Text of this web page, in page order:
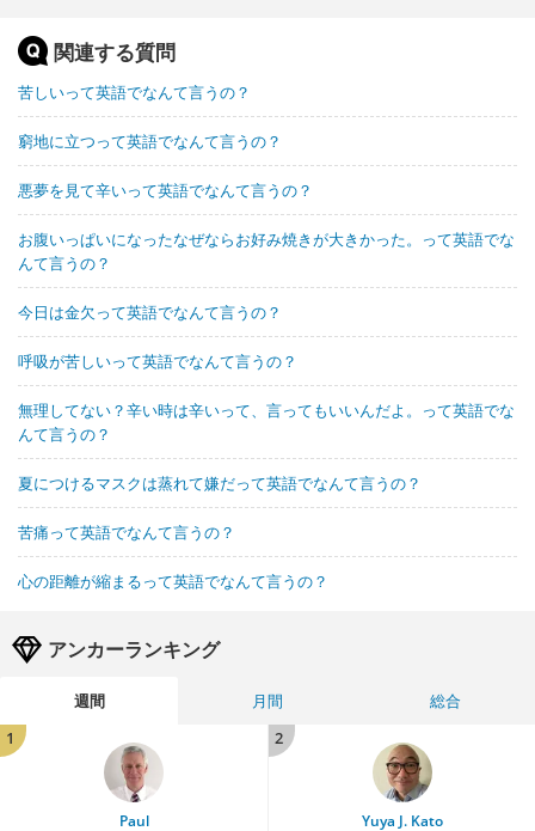
関連する質問
苦しいって英語でなんて言うの？
窮地に立つって英語でなんて言うの？
悪夢を見て辛いって英語でなんて言うの？
お腹いっぱいになったなぜならお好み焼きが大きかった。って英語でな
んて言うの？
今日は金欠って英語でなんて言うの？
呼吸が苦しいって英語でなんて言うの？
無理してない？辛い時は辛いって、言ってもいいんだよ。って英語でな
んて言うの？
夏につけるマスクは蒸れて嫌だって英語でなんて言うの？
苦痛って英語でなんて言うの？
心の距離が縮まるって英語でなんて言うの？
アンカーランキング
週間 月間
総合
1
Paul
2
Yuya J. Kato